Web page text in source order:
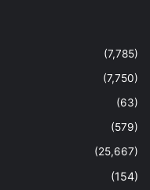
(7,785)
(7,750)
(63)
(579)
(25,667)
(154)